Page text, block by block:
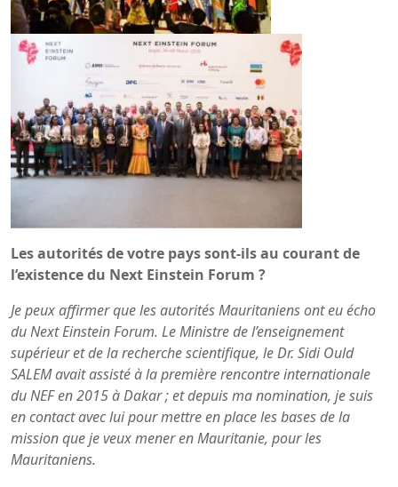
Les autorités de votre pays sont-ils au courant de
l’existence du Next Einstein Forum ?
Je peux affirmer que les autorités Mauritaniens ont eu écho
du Next Einstein Forum. Le Ministre de l’enseignement
supérieur et de la recherche scientifique, le Dr. Sidi Ould
SALEM avait assisté à la première rencontre internationale
du NEF en 2015 à Dakar ; et depuis ma nomination, je suis
en contact avec lui pour mettre en place les bases de la
mission que je veux mener en Mauritanie, pour les
Mauritaniens.